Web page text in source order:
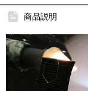
商品説明